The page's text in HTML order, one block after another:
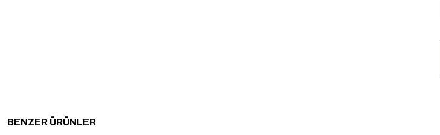
BENZER ÜRÜNLER